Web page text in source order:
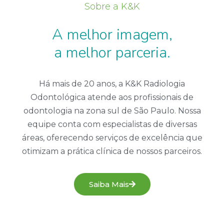
Sobre a K&K
A melhor imagem,
a melhor parceria.
Há mais de 20 anos, a K&K Radiologia
Odontológica atende aos profissionais de
odontologia na zona sul de São Paulo. Nossa
equipe conta com especialistas de diversas
áreas, oferecendo serviços de excelência que
otimizam a prática clínica de nossos parceiros.
Saiba Mais